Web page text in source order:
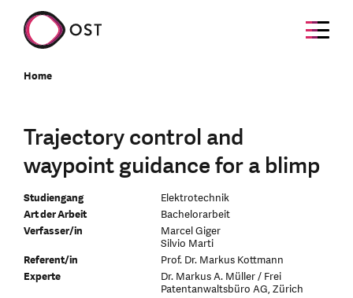
Home
Trajectory control and
waypoint guidance for a blimp
Studiengang
Elektrotechnik
Art der Arbeit
Bachelorarbeit
Verfasser/in
Marcel Giger
Silvio Marti
Referent/in
Prof. Dr. Markus Kottmann
Experte
Dr. Markus A. Müller / Frei
Patentanwaltsbüro AG, Zürich